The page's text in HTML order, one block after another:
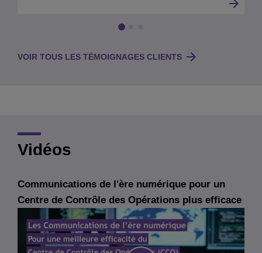
VOIR TOUS LES TÉMOIGNAGES CLIENTS
Vidéos
Communications de l'ère numérique pour un
Centre de Contrôle des Opérations plus efficace